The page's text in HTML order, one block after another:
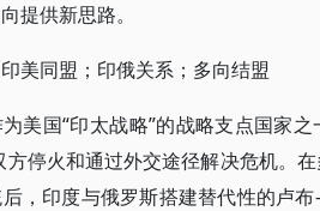
提供新思路。
美同盟；印俄关系；多向结盟
美国“印太战略”的战略支点国家
停火和通过外交途径解决危机。
后，印度与俄罗斯搭建替代性的卢